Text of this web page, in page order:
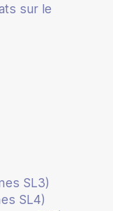
sur le
SL3)
SL4)